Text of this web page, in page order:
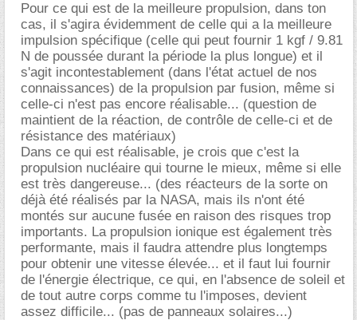
Pour ce qui est de la meilleure propulsion, dans ton
cas, il s'agira évidemment de celle qui a la meilleure
impulsion spécifique (celle qui peut fournir 1 kgf / 9.81
N de poussée durant la période la plus longue) et il
s'agit incontestablement (dans l'état actuel de nos
connaissances) de la propulsion par fusion, même si
celle-ci n'est pas encore réalisable... (question de
maintient de la réaction, de contrôle de celle-ci et de
résistance des matériaux)
Dans ce qui est réalisable, je crois que c'est la
propulsion nucléaire qui tourne le mieux, même si elle
est très dangereuse... (des réacteurs de la sorte on
déjà été réalisés par la NASA, mais ils n'ont été
montés sur aucune fusée en raison des risques trop
importants. La propulsion ionique est également très
performante, mais il faudra attendre plus longtemps
pour obtenir une vitesse élevée... et il faut lui fournir
de l'énergie électrique, ce qui, en l'absence de soleil et
de tout autre corps comme tu l'imposes, devient
assez difficile... (pas de panneaux solaires...)